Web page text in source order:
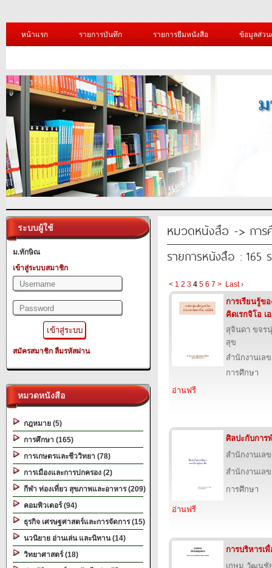
หน้าแรก รายการบันทึก รายการยืมหนังสือ ข้อมูลส่ว
ระบบผู้ใช้
ม.ทักษิณ
เข้าสู่ระบบสมาชิก
สมัครสมาชิก ลืมรหัสผ่าน
หมวดหนังสือ
กฎหมาย (5)
การศึกษา (165)
การเกษตรและชีววิทยา (78)
การเมืองและการปกครอง (2)
กีฬา ท่องเที่ยว สุขภาพและอาหาร (209)
คอมพิวเตอร์ (94)
ธุรกิจ เศรษฐศาสตร์และการจัดการ (15)
นวนิยาย อ่านเล่น และนิทาน (14)
วิทยาศาสตร์ (18)
หมวดหนังสือ -> การ
รายการหนังสือ : 165
< 1 2 3 4 5 6 7 > Last ›
การเรียนรู้ข
คิดเรกจิโอ เ
สุจินดา ขจร
สุข
สำนักงานเล
การศึกษา
อ่านฟรี
ศิลปะกับการ
สำนักงานเล
สำนักงานเล
การศึกษา
อ่านฟรี
การบริหาร
เกษม วัฒนชั